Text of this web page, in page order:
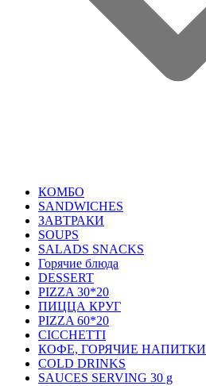
КОМБО
SANDWICHES
ЗАВТРАКИ
SOUPS
SALADS SNACKS
Горячие блюда
DESSERT
PIZZA 30*20
ПИЦЦА КРУГ
PIZZA 60*20
CICCHETTI
КОФЕ, ГОРЯЧИЕ НАПИТКИ
COLD DRINKS
SAUCES SERVING 30 g